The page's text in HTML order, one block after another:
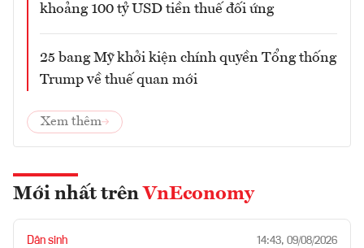
khoảng 100 tỷ USD tiền thuế đối ứng
25 bang Mỹ khởi kiện chính quyền Tổng thống
Trump về thuế quan mới
Xem thêm
Mới nhất trên VnEconomy
Dân sinh 14:43, 09/08/2026